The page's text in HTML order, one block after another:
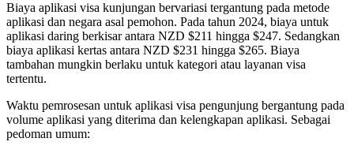
Biaya aplikasi visa kunjungan bervariasi tergantung pada metode
aplikasi dan negara asal pemohon. Pada tahun 2024, biaya untuk
aplikasi daring berkisar antara NZD $211 hingga $247. Sedangkan
biaya aplikasi kertas antara NZD $231 hingga $265. Biaya
tambahan mungkin berlaku untuk kategori atau layanan visa
tertentu.
Waktu pemrosesan untuk aplikasi visa pengunjung bergantung pada
volume aplikasi yang diterima dan kelengkapan aplikasi. Sebagai
pedoman umum: